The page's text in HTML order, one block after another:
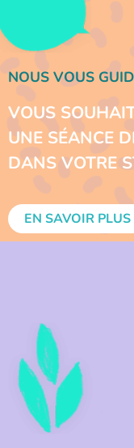
NOUS VOUS
VOUS
UNE SÉANCE
DANS VOTRE
EN SAVOIR PLUS